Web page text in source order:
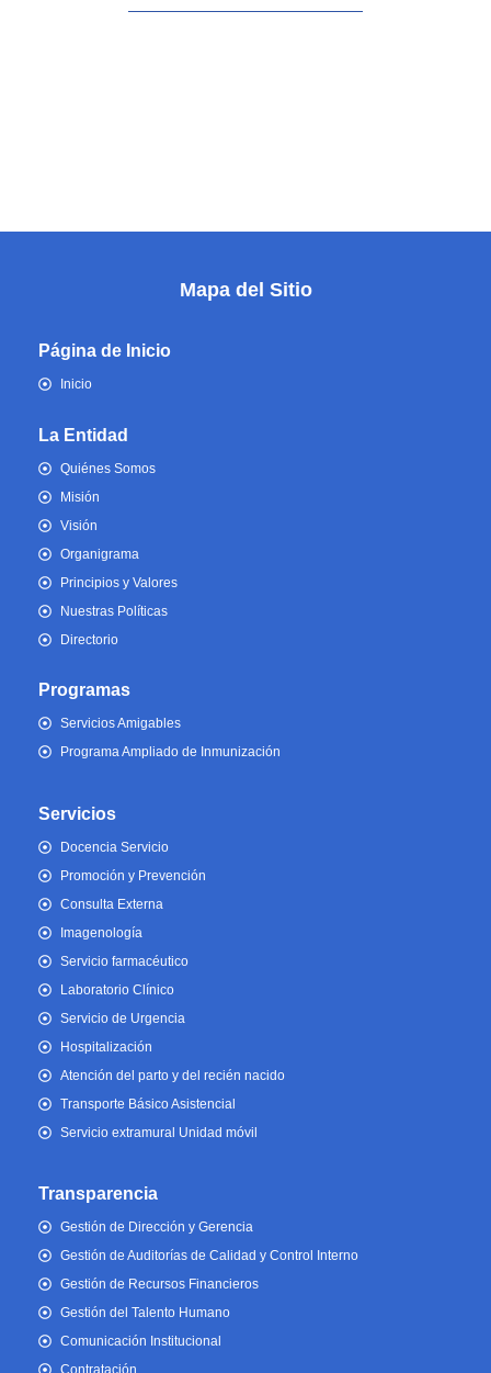
Mapa del Sitio
Página de Inicio
Inicio
La Entidad
Quiénes Somos
Misión
Visión
Organigrama
Principios y Valores
Nuestras Políticas
Directorio
Programas
Servicios Amigables
Programa Ampliado de Inmunización
Servicios
Docencia Servicio
Promoción y Prevención
Consulta Externa
Imagenología
Servicio farmacéutico
Laboratorio Clínico
Servicio de Urgencia
Hospitalización
Atención del parto y del recién nacido
Transporte Básico Asistencial
Servicio extramural Unidad móvil
Transparencia
Gestión de Dirección y Gerencia
Gestión de Auditorías de Calidad y Control Interno
Gestión de Recursos Financieros
Gestión del Talento Humano
Comunicación Institucional